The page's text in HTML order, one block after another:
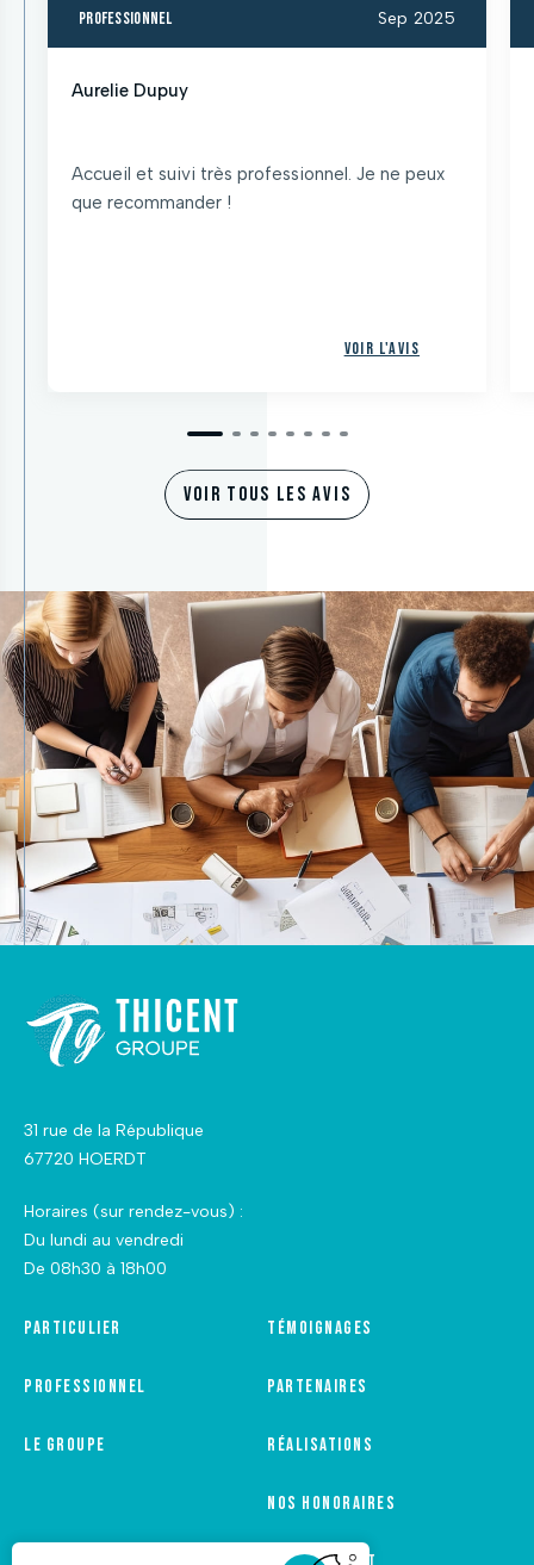
professionnel Sep 2025
Aurelie Dupuy
Accueil et suivi très professionnel. Je ne peux
que recommander !
Voir l'avis
VOIR TOUS LES AVIS
31 rue de la République
67720 HOERDT
Horaires (sur rendez-vous) :
Du lundi au vendredi
De 08h30 à 18h00
Particulier
Professionnel
Le groupe
Témoignages
Partenaires
Réalisations
Nos honoraires